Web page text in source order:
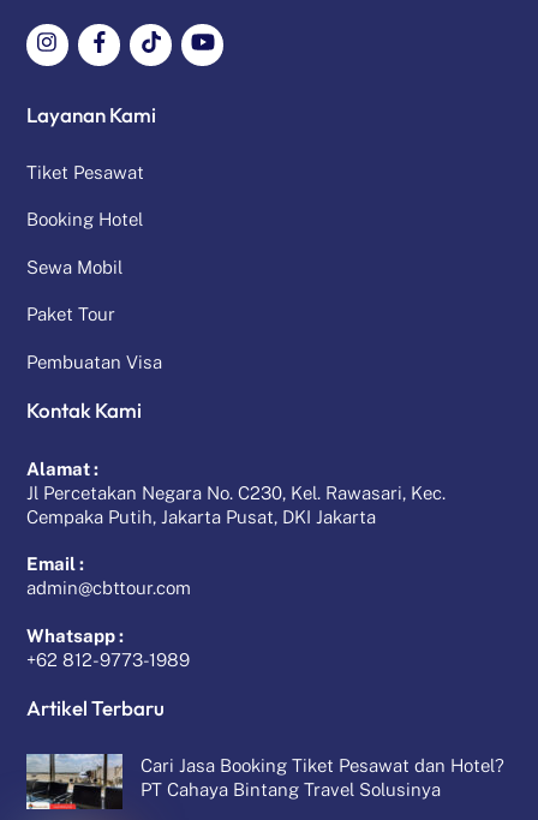
Layanan Kami
Tiket Pesawat
Booking Hotel
Sewa Mobil
Paket Tour
Pembuatan Visa
Kontak Kami
Alamat :
Jl Percetakan Negara No. C230, Kel. Rawasari, Kec.
Cempaka Putih, Jakarta Pusat, DKI Jakarta
Email :
admin@cbttour.com
Whatsapp :
+62 812-9773-1989
Artikel Terbaru
Cari Jasa Booking Tiket Pesawat dan Hotel?
PT Cahaya Bintang Travel Solusinya